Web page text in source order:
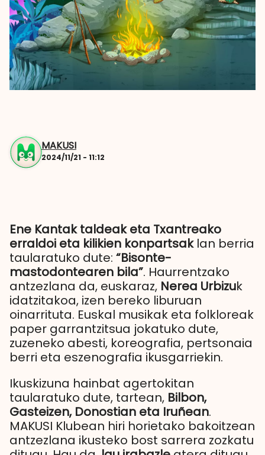
MAKUSI
2024/11/21 - 11:12
Ene Kantak taldeak eta Txantreako
erraldoi eta kilikien konpartsaklan berria
taularatuko dute: “Bisonte-
mastodontearen bila”. Haurrentzako
antzezlana da, euskaraz, Nerea Urbizuk
idatzitakoa, izen bereko liburuan
oinarrituta. Euskal musikak eta folkloreak
paper garrantzitsua jokatuko dute,
zuzeneko abesti, koreografia, pertsonaia
berri eta eszenografia ikusgarriekin.
Ikuskizuna hainbat agertokitan
taularatuko dute, tartean, Bilbon,
Gasteizen, Donostian eta Iruñean.
MAKUSI Klubean hiri horietako bakoitzean
antzezlana ikusteko bost sarrera zozkatu